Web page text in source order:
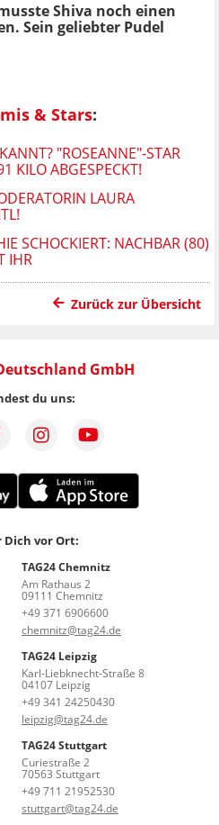
Shiva noch einen
Sein geliebter Pudel
& Stars:
"ROSEANNE"-STAR
KILO ABGESPECKT!
LAURA
SCHOCKIERT: NACHBAR (80)
IHR
Zurück zur Übersicht
GmbH
du uns:
vor Ort:
TAG24 Chemnitz
Am Rathaus 2
09111 Chemnitz
+49 371 6906600
chemnitz@tag24.de
TAG24 Leipzig
Karl-Liebknecht-Straße 8
04107 Leipzig
+49 341 24250430
leipzig@tag24.de
TAG24 Stuttgart
Curiestraße 2
70563 Stuttgart
+49 711 21952530
stuttgart@tag24.de